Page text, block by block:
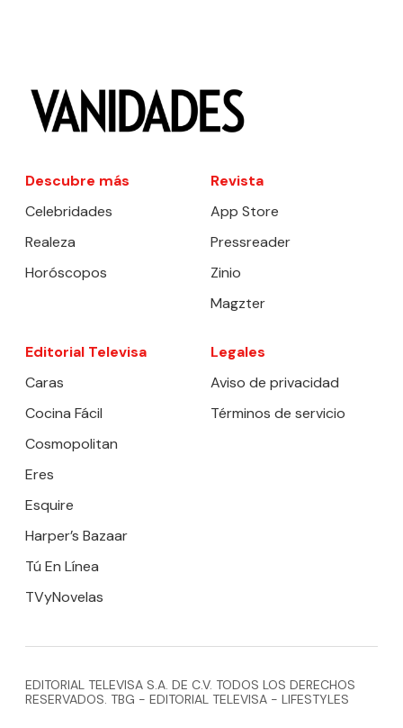
Descubre más
Celebridades
Realeza
Horóscopos
Revista
App Store
Pressreader
Zinio
Magzter
Editorial Televisa
Caras
Cocina Fácil
Cosmopolitan
Eres
Esquire
Harper’s Bazaar
Tú En Línea
TVyNovelas
Legales
Aviso de privacidad
Términos de servicio
EDITORIAL TELEVISA S.A. DE C.V. TODOS LOS DERECHOS
RESERVADOS. TBG - EDITORIAL TELEVISA - LIFESTYLES